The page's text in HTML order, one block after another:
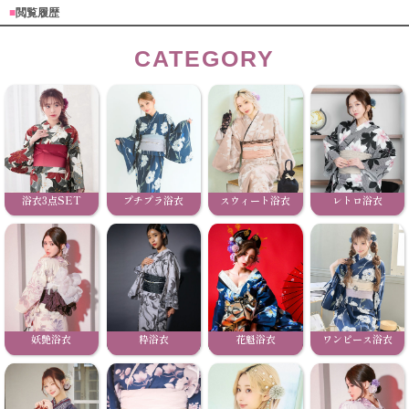
■閲覧履歴
CATEGORY
浴衣3点SET プチプラ浴衣 スウィート浴衣 レトロ浴衣
妖艶浴衣 粋浴衣 花魁浴衣 ワンピース浴衣